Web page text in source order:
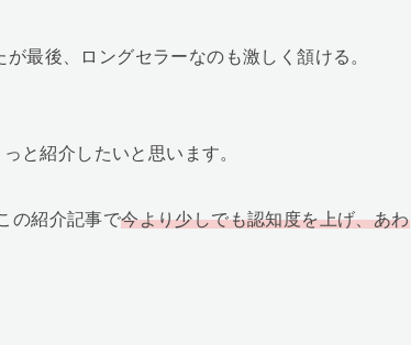
最後、ロングセラーなのも激しく頷ける。
と紹介したいと思います。
の紹介記事で今より少しでも認知度を上げ、あわ